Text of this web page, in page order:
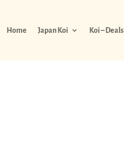
Home Japan Koi Koi – Deals